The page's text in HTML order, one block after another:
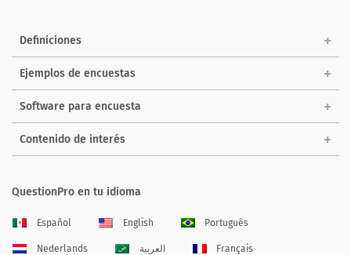
Definiciones
Ejemplos de encuestas
Software para encuesta
Contenido de interés
QuestionPro en tu idioma
Español English Português
Nederlands العربية Français